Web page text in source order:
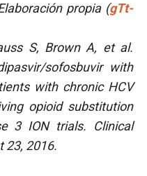
propia (gTt-
S, Brown A, et al.
sofosbuvir with
with chronic HCV
opioid substitution
3 ION trials. Clinical
23, 2016.